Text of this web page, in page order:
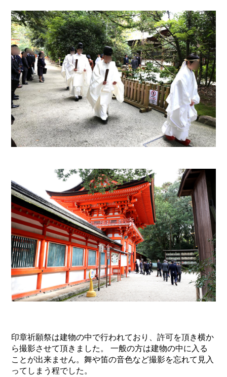
印章祈願祭は建物の中で行われており、許可を頂き横か
ら撮影させて頂きました。 一般の方は建物の中に入る
ことが出来ません。舞や笛の音色など撮影を忘れて見入
ってしまう程でした。